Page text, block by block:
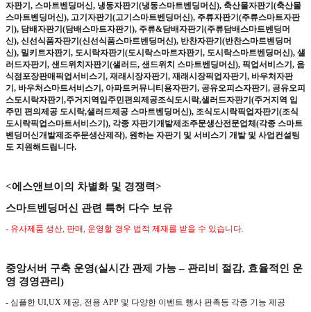
자판기 , 스마트벤딩머신, 냉동자판기 (냉동스마트벤딩머신), 축산물자판기 (축산물
스마트벤딩머신), 고기자판기 (고기스마트벤딩머신), 주류자판기 (주류스마트자판
기 ), 담배자판기 (담배스마트자판기 ), 주류&담배자판기 (주류담배스마트벤딩머
신), 신선식품자판기 (신선식품스마트벤딩머신), 반찬자판기 (반찬스마트벤딩머
신), 밀키트자판기 , 도시락자판기 (도시락스마트자판기 , 도시락스마트벤딩머신), 샐
러드자판기 , 샌드위치자판기 (샐러드, 샌드위치 스마트벤딩머신), 픽업서비스기 , 음
식점포장판매픽업서비스기 , 재래시장자판기 , 재래시장픽업자판기 , 바우처자판
기 , 바우처스마트서비스기 , 아파트커뮤니티용자판기 , 공유오피스자판기 , 공유오피
스도시락자판기 ,주거지역입주민편의제공조식도시락,샐러드자판기 (주거지역 입
주민 편의제공 도시락,샐러드제공 스마트벤딩머신), 조식도시락픽업자판기 (조식
도시락픽업스마트서비스기 ), 각종 자판기개발제조주문생산전문업체 (각종 스마트
벤딩머신개발제조주문생산제작), 원하는 자판기 및 서비스기 개발 및 사업컨설팅
도 지원해드립니다.
<에스앤브이의 차별화 및 경쟁력>
스마트벤딩머신 관련 특허 다수 보유
- 유사제품 생산, 판매, 운영할 경우 법적 제재를 받을 수 있습니다.
중앙서버 구축 운영(실시간 관제 가능– 관리비 절감, 효율적인 운
영 경영관리 )
- 심플한 UI,UX 제공, 전용 APP 및 다양한 이벤트 행사 판촉등 각종 기능 제공